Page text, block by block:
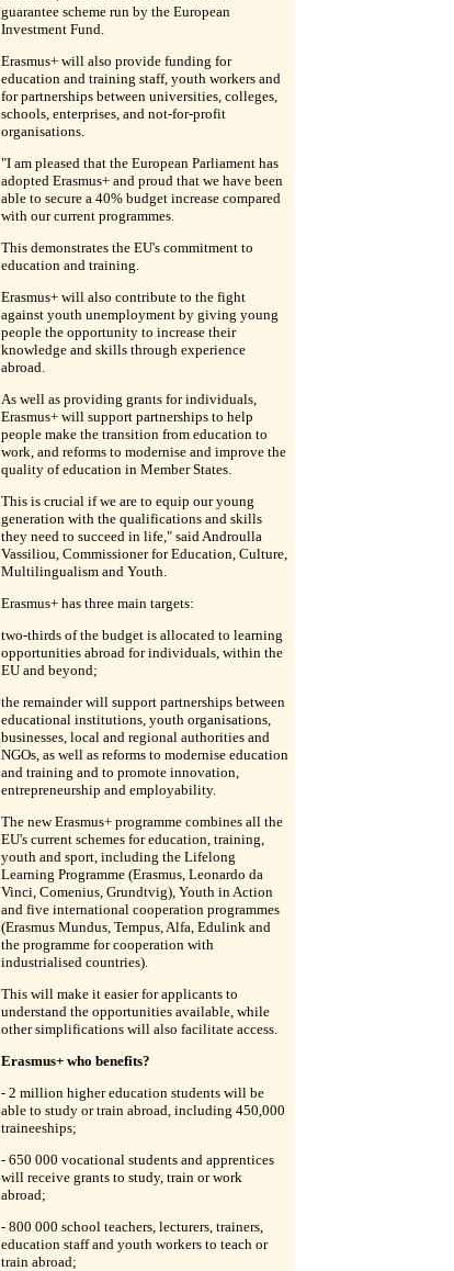
guarantee scheme run by the European
Investment Fund.
Erasmus+ will also provide funding for
education and training staff, youth workers and
for partnerships between universities, colleges,
schools, enterprises, and not-for-profit
organisations.
"I am pleased that the European Parliament has
adopted Erasmus+ and proud that we have been
able to secure a 40% budget increase compared
with our current programmes.
This demonstrates the EU's commitment to
education and training.
Erasmus+ will also contribute to the fight
against youth unemployment by giving young
people the opportunity to increase their
knowledge and skills through experience
abroad.
As well as providing grants for individuals,
Erasmus+ will support partnerships to help
people make the transition from education to
work, and reforms to modernise and improve the
quality of education in Member States.
This is crucial if we are to equip our young
generation with the qualifications and skills
they need to succeed in life," said Androulla
Vassiliou, Commissioner for Education, Culture,
Multilingualism and Youth.
Erasmus+ has three main targets:
two-thirds of the budget is allocated to learning
opportunities abroad for individuals, within the
EU and beyond;
the remainder will support partnerships between
educational institutions, youth organisations,
businesses, local and regional authorities and
NGOs, as well as reforms to modernise education
and training and to promote innovation,
entrepreneurship and employability.
The new Erasmus+ programme combines all the
EU's current schemes for education, training,
youth and sport, including the Lifelong
Learning Programme (Erasmus, Leonardo da
Vinci, Comenius, Grundtvig), Youth in Action
and five international cooperation programmes
(Erasmus Mundus, Tempus, Alfa, Edulink and
the programme for cooperation with
industrialised countries).
This will make it easier for applicants to
understand the opportunities available, while
other simplifications will also facilitate access.
Erasmus+ who benefits?
- 2 million higher education students will be
able to study or train abroad, including 450,000
traineeships;
- 650 000 vocational students and apprentices
will receive grants to study, train or work
abroad;
- 800 000 school teachers, lecturers, trainers,
education staff and youth workers to teach or
train abroad;